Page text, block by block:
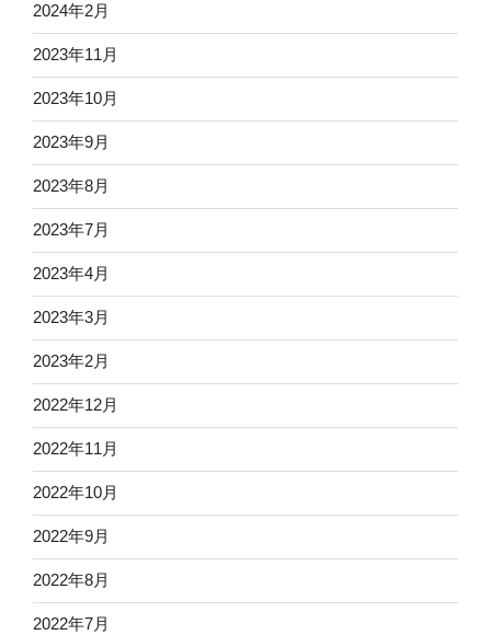
2024年2月
2023年11月
2023年10月
2023年9月
2023年8月
2023年7月
2023年4月
2023年3月
2023年2月
2022年12月
2022年11月
2022年10月
2022年9月
2022年8月
2022年7月